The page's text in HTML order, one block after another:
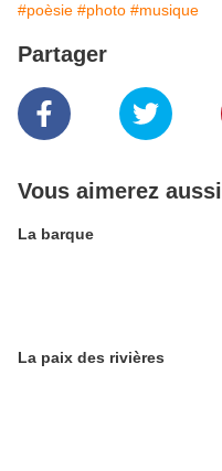
#poèsie #photo #musique
Partager
Vous aimerez aussi
La barque
La paix des rivières